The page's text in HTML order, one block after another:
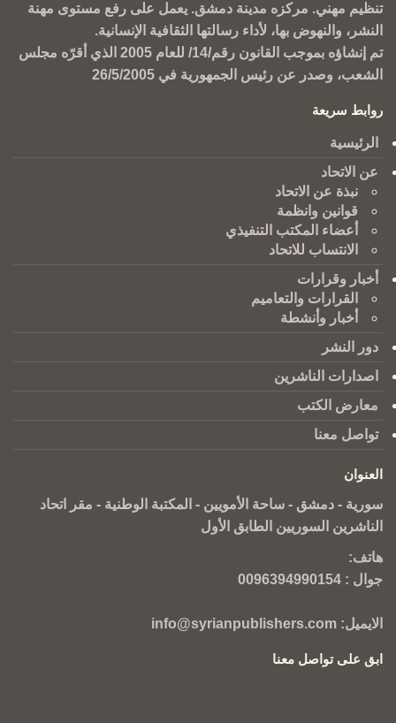
تنظيم مهني. مركزه مدينة دمشق. يعمل على رفع مستوى مهنة
النشر، والنهوض بها، لأداء رسالتها الثقافية الإنسانية.
تم إنشاؤه بموجب القانون رقم/14/ للعام 2005 الذي أقرّه مجلس
الشعب، وصدر عن رئيس الجمهورية في 26/5/2005
روابط سريعة
الرئيسية
عن الاتحاد
نبذة عن الاتحاد
قوانين وانظمة
أعضاء المكتب التنفيذي
الانتساب للاتحاد
أخبار وقرارات
القرارات والتعاميم
أخبار وأنشطة
دور النشر
اصدارات الناشرين
معارض الكتب
تواصل معنا
العنوان
سورية - دمشق - ساحة الأمويين - المكتبة الوطنية - مقر اتحاد
الناشرين السوريين الطابق الأول
هاتف:
جوال : 0096394990154
الايميل: info@syrianpublishers.com
ابق على تواصل معنا